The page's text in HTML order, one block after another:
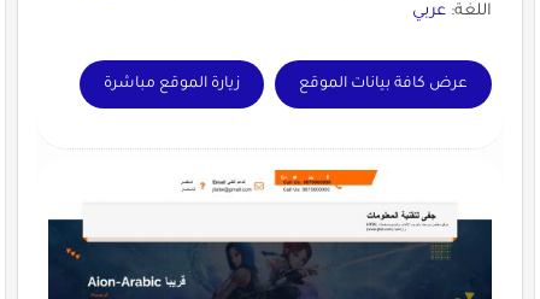
اللغة: عربي
عرض كافة بيانات الموقع زيارة الموقع مباشرة